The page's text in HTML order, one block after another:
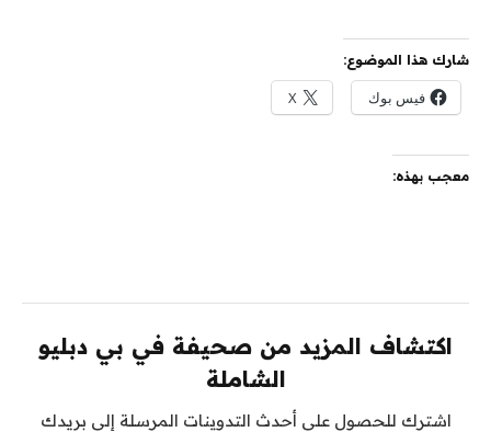
شارك هذا الموضوع:
فيس بوك X
معجب بهذه:
اكتشاف المزيد من صحيفة في بي دبليو
الشاملة
اشترك للحصول على أحدث التدوينات المرسلة إلى بريدك